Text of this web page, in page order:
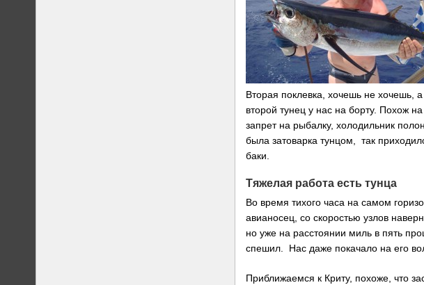
Вторая поклевка, хочешь не хочешь,
второй тунец у нас на борту. Похож
запрет на рыбалку, холодильник
была затоварка тунцом, так
баки.
Тяжелая работа есть тунца
Во время тихого часа на самом
авианосец, со скоростью узлов
но уже на расстоянии миль в пять
спешил. Нас даже покачало на его
Приближаемся к Криту, похоже, что